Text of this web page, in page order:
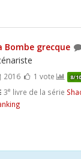
Bombe grecque
2016 1 vote 8/
3e livre de la série